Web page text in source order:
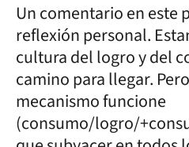
Un comentario en este
reflexión personal.
cultura del logro y del
camino para llegar.
mecanismo funcione
(consumo/logro/